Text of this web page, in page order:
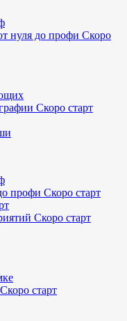
нуля до профи Скоро
Скоро старт
профи Скоро старт
Скоро старт
Скоро старт